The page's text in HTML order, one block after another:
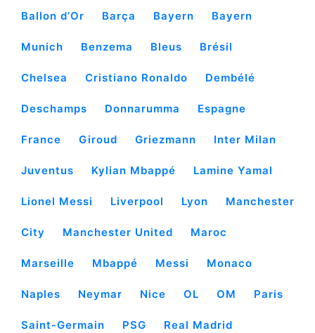
Ballon d’Or Barça Bayern Bayern
Munich Benzema Bleus Brésil
Chelsea Cristiano Ronaldo Dembélé
Deschamps Donnarumma Espagne
France Giroud Griezmann Inter Milan
Juventus Kylian Mbappé Lamine Yamal
Lionel Messi Liverpool Lyon Manchester
City Manchester United Maroc
Marseille Mbappé Messi Monaco
Naples Neymar Nice OL OM Paris
Saint-Germain PSG Real Madrid